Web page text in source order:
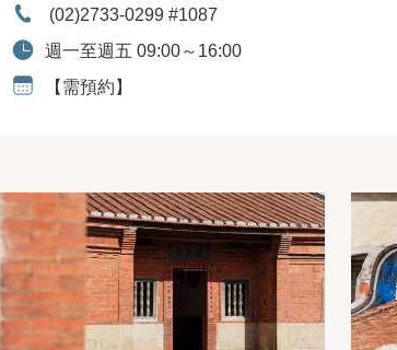
電話：(02)2733-0299 #1087
開放時間：
週一至週五 09:00～16:00
預約資訊：
【需預約】